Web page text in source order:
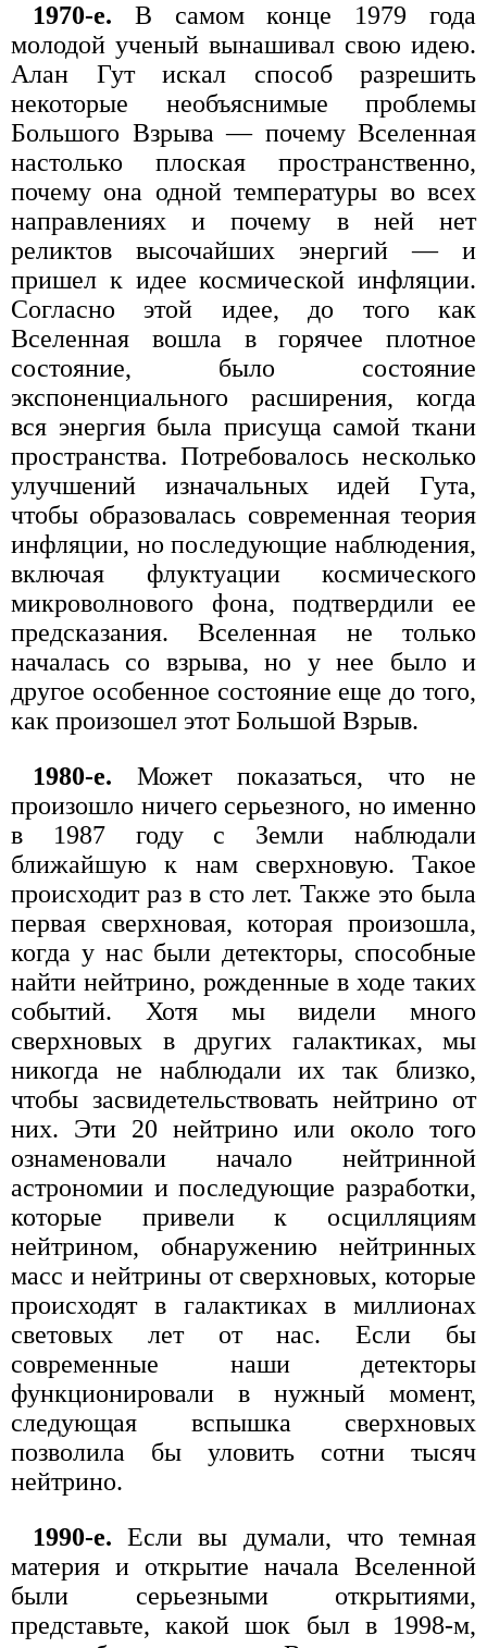
1970-е. В самом конце 1979 года
молодой ученый вынашивал свою идею.
Алан Гут искал способ разрешить
некоторые необъяснимые проблемы
Большого Взрыва — почему Вселенная
настолько плоская пространственно,
почему она одной температуры во всех
направлениях и почему в ней нет
реликтов высочайших энергий — и
пришел к идее космической инфляции.
Согласно этой идее, до того как
Вселенная вошла в горячее плотное
состояние, было состояние
экспоненциального расширения, когда
вся энергия была присуща самой ткани
пространства. Потребовалось несколько
улучшений изначальных идей Гута,
чтобы образовалась современная теория
инфляции, но последующие наблюдения,
включая флуктуации космического
микроволнового фона, подтвердили ее
предсказания. Вселенная не только
началась со взрыва, но у нее было и
другое особенное состояние еще до того,
как произошел этот Большой Взрыв.
1980-е. Может показаться, что не
произошло ничего серьезного, но именно
в 1987 году с Земли наблюдали
ближайшую к нам сверхновую. Такое
происходит раз в сто лет. Также это была
первая сверхновая, которая произошла,
когда у нас были детекторы, способные
найти нейтрино, рожденные в ходе таких
событий. Хотя мы видели много
сверхновых в других галактиках, мы
никогда не наблюдали их так близко,
чтобы засвидетельствовать нейтрино от
них. Эти 20 нейтрино или около того
ознаменовали начало нейтринной
астрономии и последующие разработки,
которые привели к осцилляциям
нейтрином, обнаружению нейтринных
масс и нейтрины от сверхновых, которые
происходят в галактиках в миллионах
световых лет от нас. Если бы
современные наши детекторы
функционировали в нужный момент,
следующая вспышка сверхновых
позволила бы уловить сотни тысяч
нейтрино.
1990-е.Если вы думали, что темная
материя и открытие начала Вселенной
были серьезными открытиями,
представьте, какой шок был в 1998-м,